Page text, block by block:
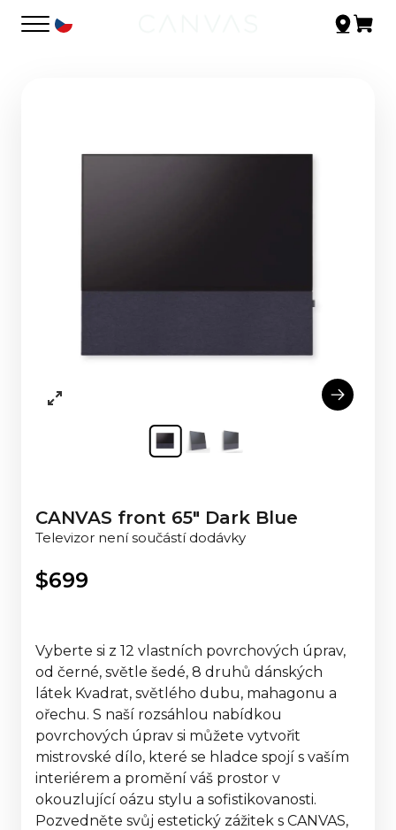
CANVAS front 65" Dark Blue
Televizor není součástí dodávky
$699
Vyberte si z 12 vlastních povrchových úprav,
od černé, světle šedé, 8 druhů dánských
látek Kvadrat, světlého dubu, mahagonu a
ořechu. S naší rozsáhlou nabídkou
povrchových úprav si můžete vytvořit
mistrovské dílo, které se hladce spojí s vaším
interiérem a promění váš prostor v
okouzlující oázu stylu a sofistikovanosti.
Pozvedněte svůj estetický zážitek s CANVAS,